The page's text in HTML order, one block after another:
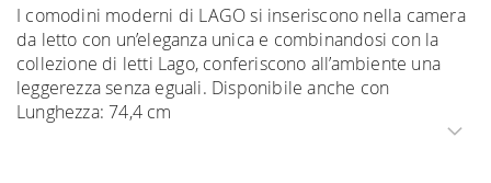
I comodini moderni di LAGO si inseriscono nella camera
da letto con un’eleganza unica e combinandosi con la
collezione di letti Lago, conferiscono all’ambiente una
leggerezza senza eguali. Disponibile anche con
Lunghezza: 74,4 cm